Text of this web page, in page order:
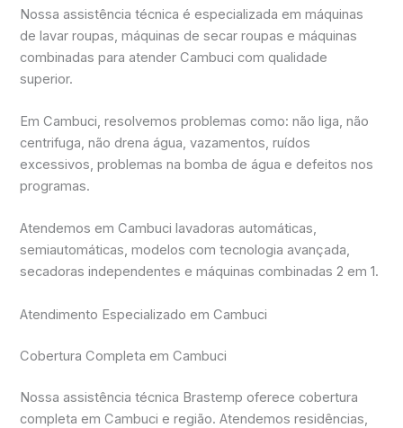
Nossa assistência técnica é especializada em máquinas
de lavar roupas, máquinas de secar roupas e máquinas
combinadas para atender Cambuci com qualidade
superior.
Em Cambuci, resolvemos problemas como: não liga, não
centrifuga, não drena água, vazamentos, ruídos
excessivos, problemas na bomba de água e defeitos nos
programas.
Atendemos em Cambuci lavadoras automáticas,
semiautomáticas, modelos com tecnologia avançada,
secadoras independentes e máquinas combinadas 2 em 1.
Atendimento Especializado em Cambuci
Cobertura Completa em Cambuci
Nossa assistência técnica Brastemp oferece cobertura
completa em Cambuci e região. Atendemos residências,